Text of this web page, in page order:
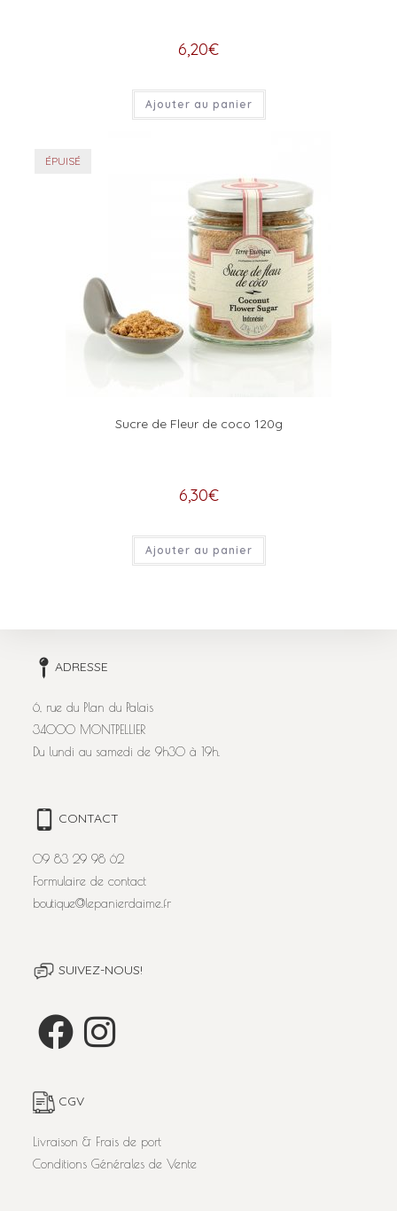
6,20€
Ajouter au panier
ÉPUISÉ
Sucre de Fleur de coco 120g
6,30€
Ajouter au panier
ADRESSE
6, rue du Plan du Palais
34000 MONTPELLIER
Du lundi au samedi de 9h30 à 19h.
CONTACT
09 83 29 98 62
Formulaire de contact
boutique@lepanierdaime.fr
SUIVEZ-NOUS!
CGV
Livraison & Frais de port
Conditions Générales de Vente